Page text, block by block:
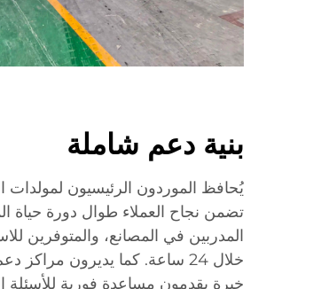
بنية دعم شاملة
يُحافظ الموردون الرئيسيون لمولدات
تضمن نجاح العملاء طوال دورة حياة
المدربين في المصانع، والمتوفرين
خلال 24 ساعة. كما يديرون
خبرة يقدمون مساعدة فورية للأسئلة